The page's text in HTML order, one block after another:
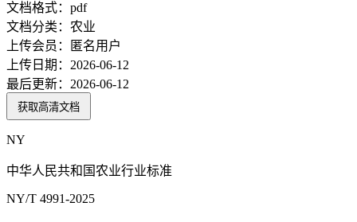
文档格式： pdf
文档分类： 农业
上传会员：
匿名用户
上传日期： 2026-06-12
最后更新： 2026-06-12
获取高清文档
NY
中华人民共和国农业行业标准
NY/T 4991-2025